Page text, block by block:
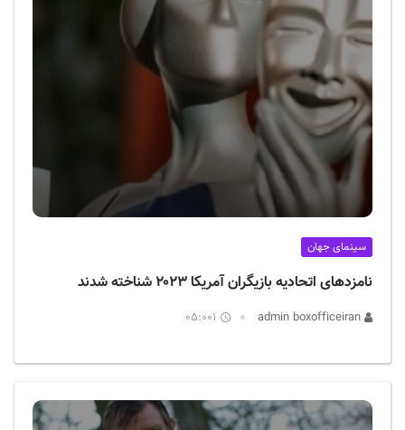
سینمای جهان
نامزدهای اتحادیه بازیگران آمریکا ۲۰۲۳ شناخته شدند
05:001